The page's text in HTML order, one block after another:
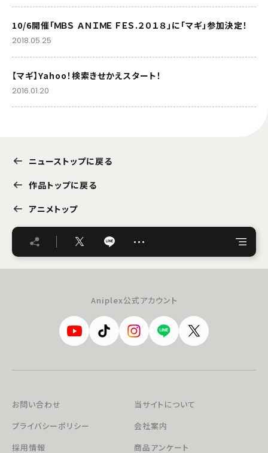
10/6開催「ＭＢＳ ＡＮＩＭＥ ＦＥＳ.２０１８」に「マギ」参加決定！
2018.05.25
【マギ】Yahoo！検索きせかえスタート！
2016.01.20
ニューストップに戻る
作品トップに戻る
アニメトップ
…
Aniplex公式アカウント
お問い合わせ
当サイトについて
プライバシーポリシー
会社案内
採用情報
商品アンケート